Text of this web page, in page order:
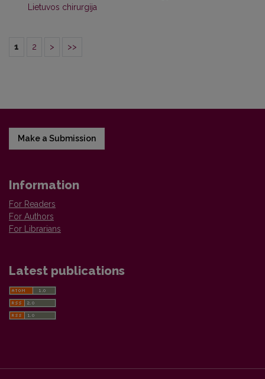
Lietuvos chirurgija
1 2 > >>
Make a Submission
Information
For Readers
For Authors
For Librarians
Latest publications